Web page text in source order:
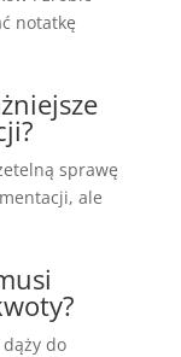
notatkę
sprawę
ale
do